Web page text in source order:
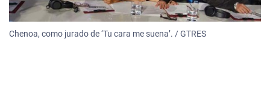
Chenoa, como jurado de ‘Tu cara me suena’. / GTRES